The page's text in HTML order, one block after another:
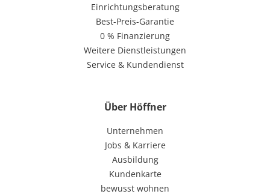
Einrichtungsberatung
Best-Preis-Garantie
0 % Finanzierung
Weitere Dienstleistungen
Service & Kundendienst
Über Höffner
Unternehmen
Jobs & Karriere
Ausbildung
Kundenkarte
bewusst wohnen